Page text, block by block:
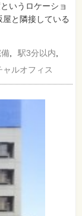
いうロケーショ
と隣接している
駅3分以内
ャルオフィス